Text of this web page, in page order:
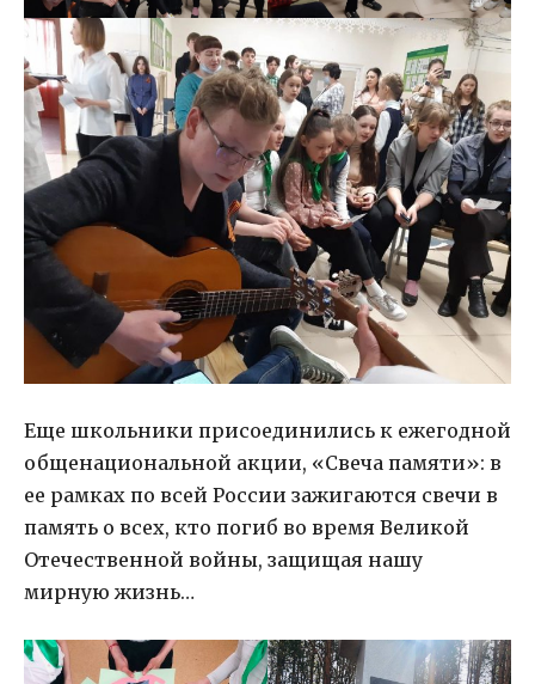
Еще школьники присоединились к ежегодной
общенациональной акции, «Свеча памяти»: в
ее рамках по всей России зажигаются свечи в
память о всех, кто погиб во время Великой
Отечественной войны, защищая нашу
мирную жизнь…